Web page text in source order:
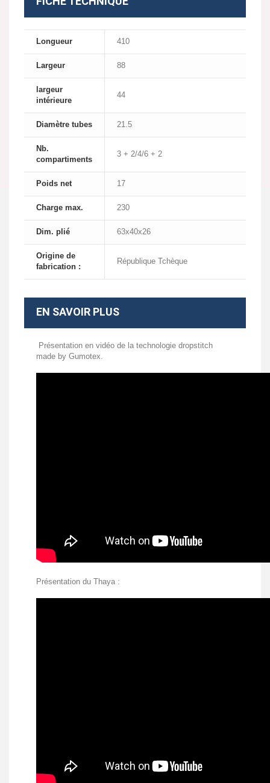
Longueur 410
Largeur 88
largeur
intérieure
44
Diamètre tubes 21.5
Nb.
compartiments
3 + 2/4/6 + 2
Poids net 17
Charge max. 230
Dim. plié 63x40x26
Origine de
fabrication :
République Tchèque
EN SAVOIR PLUS
Présentation en vidéo de la technologie dropstitch
made by Gumotex.
Présentation du Thaya :